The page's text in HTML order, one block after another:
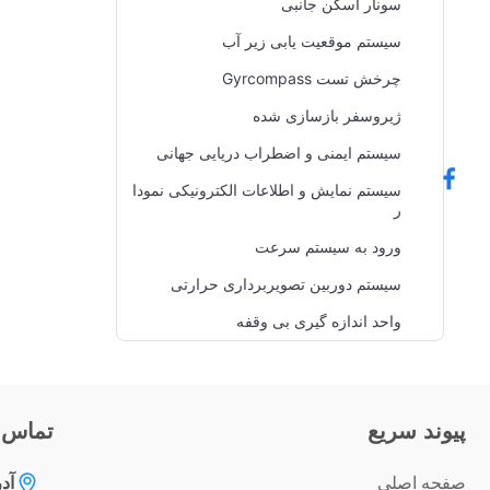
سونار اسکن جانبی
سیستم موقعیت یابی زیر آب
چرخش تست Gyrcompass
ژیروسفر بازسازی شده
سیستم ایمنی و اضطراب دریایی جهانی
سیستم نمایش و اطلاعات الکترونیکی نمودا
ر
ورود به سیستم سرعت
سیستم دوربین تصویربرداری حرارتی
واحد اندازه گیری بی وقفه
پيوند سريع
صفحه اصلی